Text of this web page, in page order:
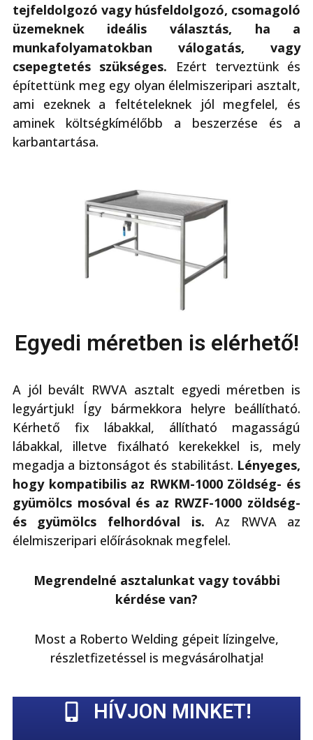
tejfeldolgozó vagy húsfeldolgozó, csomagoló
üzemeknek ideális választás, ha a
munkafolyamatokban válogatás, vagy
csepegtetés szükséges. Ezért terveztünk és
építettünk meg egy olyan élelmiszeripari asztalt,
ami ezeknek a feltételeknek jól megfelel, és
aminek költségkímélőbb a beszerzése és a
karbantartása.
Egyedi méretben is elérhető!
A jól bevált RWVA asztalt egyedi méretben is
legyártjuk! Így bármekkora helyre beállítható.
Kérhető fix lábakkal, állítható magasságú
lábakkal, illetve fixálható kerekekkel is, mely
megadja a biztonságot és stabilitást. Lényeges,
hogy kompatibilis az RWKM-1000 Zöldség- és
gyümölcs mosóval és az RWZF-1000 zöldség-
és gyümölcs felhordóval is. Az RWVA az
élelmiszeripari előírásoknak megfelel.
Megrendelné asztalunkat vagy további
kérdése van?
Most a Roberto Welding gépeit lízingelve,
részletfizetéssel is megvásárolhatja!
HÍVJON MINKET!